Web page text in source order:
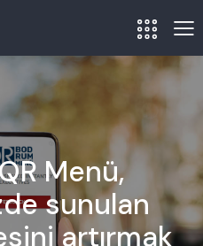
Menü,
sunulan
artırmak